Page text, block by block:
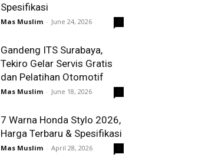
Spesifikasi
Mas Muslim - June 24, 2026
Gandeng ITS Surabaya,
Tekiro Gelar Servis Gratis
dan Pelatihan Otomotif
Mas Muslim - June 18, 2026
7 Warna Honda Stylo 2026,
Harga Terbaru & Spesifikasi
Mas Muslim - April 28, 2026